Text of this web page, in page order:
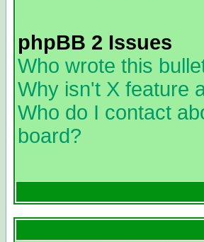
phpBB 2 Issues
Who wrote this
Why isn't X feature
Who do I contact
board?